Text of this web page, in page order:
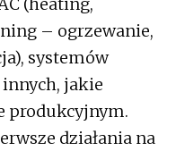
– ogrzewanie,
systemów
jakie
produkcyjnym.
działania na